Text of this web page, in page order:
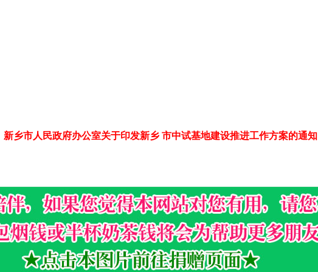
新乡市人民政府办公室关于印发新乡 市中试基地建设推进工作方案的通知